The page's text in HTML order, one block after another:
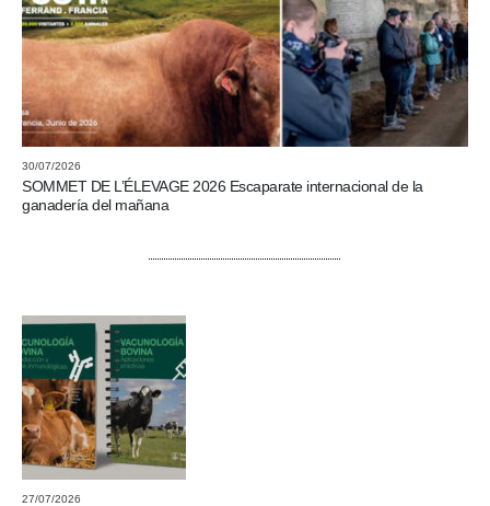
30/07/2026
SOMMET DE L’ÉLEVAGE 2026 Escaparate internacional de la
ganadería del mañana
27/07/2026